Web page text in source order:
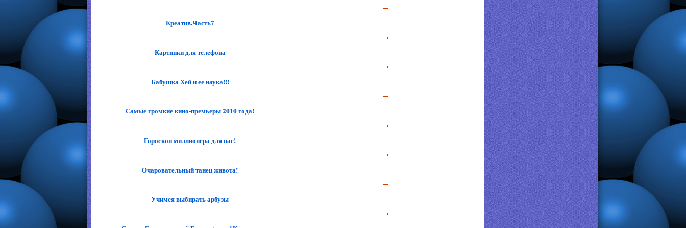
Креатив.Часть7
Картинки для телефона
Бабушка Хей и ее наука!!!
Самые громкие кино-премьеры 2010 года!
Гороскоп миллионера для вас!
Очаровательный танец живота!
Учимся выбирать арбузы